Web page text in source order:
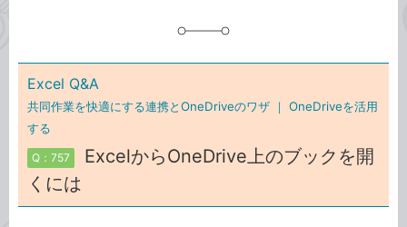
Excel Q&A
共同作業を快適にする連携とOneDriveのワザ ｜ OneDriveを活用
する
Q：757
ExcelからOneDrive上のブックを開
くには